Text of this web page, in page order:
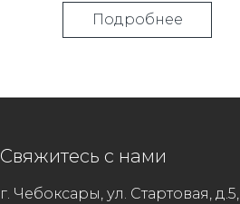
Подробнее
Свяжитесь с нами
г. Чебоксары, ул. Стартовая, д.5,